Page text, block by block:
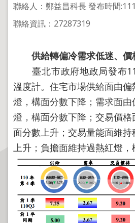
重
劃
程
逕
為
分
割
聯絡人：鄭益昌科長 發布時間
聯絡資訊：27287319
供給轉偏冷需求低迷、
臺北市政府地政局發布
溫度計。住宅市場供給面由
燈，構面分數下降；需求面
燈，構面分數下降；交易價
面分數上升；交易量能面維
上升；負擔面維持過熱紅燈，